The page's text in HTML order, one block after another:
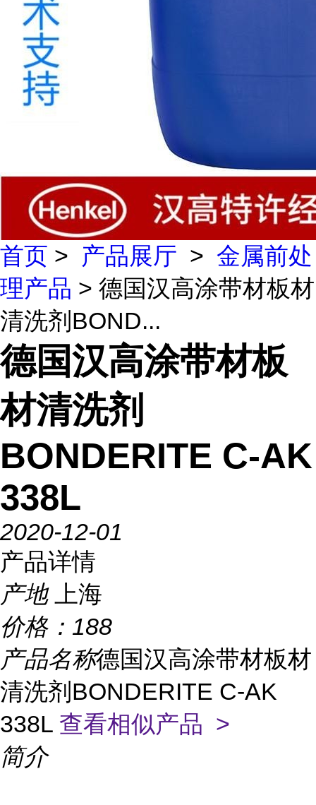
首页 > 产品展厅 > 金属前处
理产品 > 德国汉高涂带材板材
清洗剂BOND...
德国汉高涂带材板
材清洗剂
BONDERITE C-AK
338L
2020-12-01
产品详情
产地
上海
价格： 188
产品名称德国汉高涂带材板材
清洗剂BONDERITE C-AK
338L 查看相似产品 >
简介